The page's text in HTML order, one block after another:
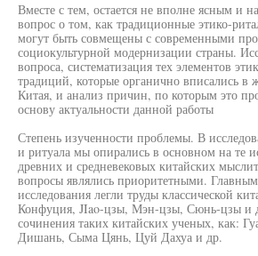
Вместе с тем, остается не вполне ясным и
вопрос о том, как традиционные этико-
могут быть совмещены с современными
социокультурной модернизации страны.
вопроса, систематизация тех элементов
традиций, которые органично вписались в
Китая, и анализ причин, по которым это
основу актуальности данной работы
Степень изученности проблемы. В
и ритуала мы опирались в основном на те
древних и средневековых китайских
вопросы являлись приоритетными.
исследования легли труды классической
Конфуция, JIao-цзы, Мэн-цзы, Сюнь-цзы и
сочинения таких китайских ученых, как:
Дишань, Сыма Цянь, Цуй Дахуа и др.